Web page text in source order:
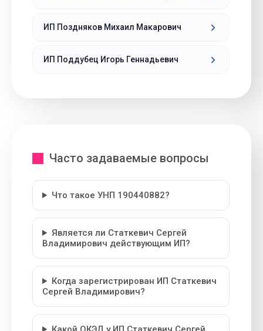
ИП Поздняков Михаил Макарович
ИП Поддубец Игорь Геннадьевич
Часто задаваемые вопросы
Что такое УНП 190440882?
Является ли Статкевич Сергей
Владимирович действующим ИП?
Когда зарегистрирован ИП Статкевич
Сергей Владимирович?